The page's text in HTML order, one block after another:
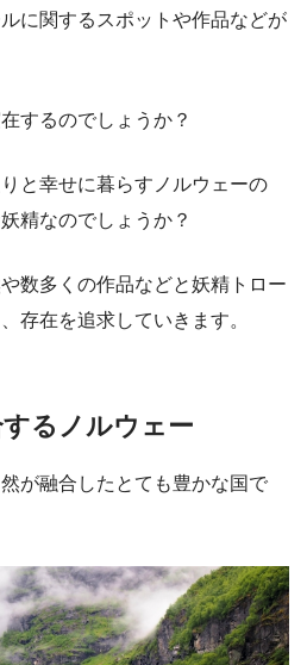
に関するスポットや作品などが
するのでしょうか？
と幸せに暮らすノルウェーの
精なのでしょうか？
数多くの作品などと妖精トロー
存在を追求していきます。
るノルウェー
が融合したとても豊かな国で